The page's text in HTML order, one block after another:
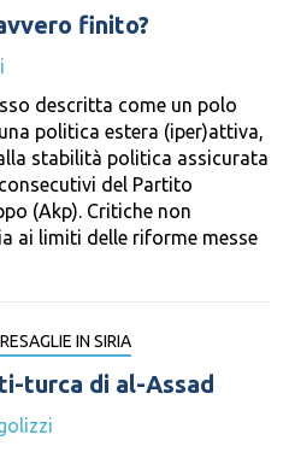
finito?
descritta come un polo
politica estera (iper)attiva,
stabilità politica assicurata
del Partito
(Akp). Critiche non
ai limiti delle riforme messe
IN SIRIA
turca di al-Assad